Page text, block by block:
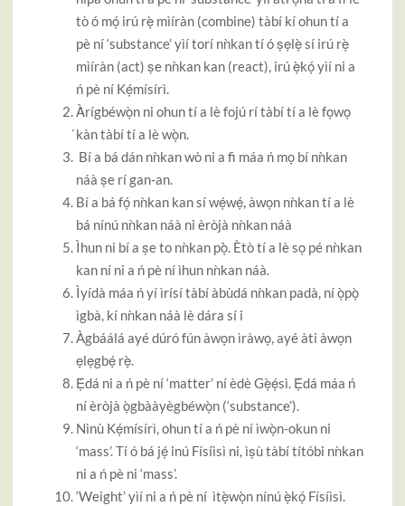
tò ó mọ́ irú rẹ̀ mìíràn (combine) tàbí kí ohun tí a
pè ní ‘substance’ yìí torí nǹkan tí ó ṣẹlẹ̀ sí irú rẹ̀
mìíràn (act) ṣe nǹkan kan (react), irú ẹ̀kọ́ yìí ni a
ń pè ní Kẹ́mísírì.
À̀rígbéwọ̀n ni ohun tí a lè fojú rí tàbí tí a lè fọwọ
́kàn tàbí tí a lè wọ̀n.
Bí a bá dán nǹkan wò ni a fi máa ń mọ bí nǹkan
náà ṣe rí gan-an.
Bí a bá fọ́ nǹkan kan sí wẹ́wẹ́, àwọn nǹkan tí a lè
bá nínú nǹkan náà ni èròjà nǹkan náà
Ìhun ni bí a ṣe to nǹkan pọ̀̀. Ètò tí a lè sọ pé nǹkan
kan ní ni a ń pè ní ìhun nǹkan náà.
Ìyídà máa ń yí ìrísí tàbí àbùdá nǹkan padà, ní ọ̀pọ̀
ìgbà, kí nǹkan náà lè dára sí i
Àgbáálá ayé dúró fún àwọn ìràwọ, ayé àti àwọn
ẹlẹgbẹ́ rẹ̀.
Ẹ̀dá ni a ń pè ní ‘matter’ ní èdè Gẹ̀ẹ́sì. Ẹ̀dá máa ń
ní èròjà ọ̀gbààyègbéwọ̀n (‘substance’).
Nìnù Kẹ́mísírì, ohun tí a ń pè ní ìwọ̀n-okun ni
‘mass’. Tí ó bá jẹ́ inú Físíìsì ni, ìṣù tàbí títóbi nǹkan
ni a ń pè ni ‘mass’.
‘Weight’ yìí ni a ń pè ní ìtẹ̀wọ̀n nínú ẹ̀kọ́ Físíìsì.